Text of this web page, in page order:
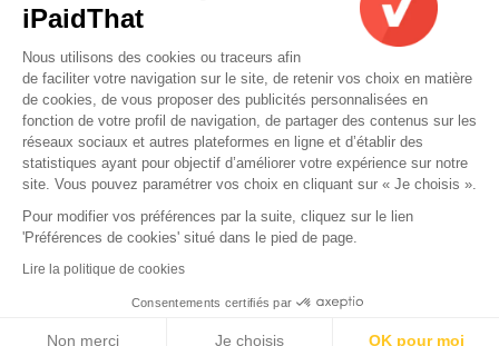
iPaidThat
Nous utilisons des cookies ou traceurs afin
de faciliter votre navigation sur le site, de retenir vos choix en matière
de cookies, de vous proposer des publicités personnalisées en
fonction de votre profil de navigation, de partager des contenus sur les
réseaux sociaux et autres plateformes en ligne et d’établir des
statistiques ayant pour objectif d’améliorer votre expérience sur notre
site. Vous pouvez paramétrer vos choix en cliquant sur « Je choisis ».
Pour modifier vos préférences par la suite, cliquez sur le lien
'Préférences de cookies' situé dans le pied de page.
Lire la politique de cookies
Consentements certifiés par
Non merci Je choisis OK pour moi
Artisan
Pharmacien
Copyright 2026 iPaidThat. All rights reserved